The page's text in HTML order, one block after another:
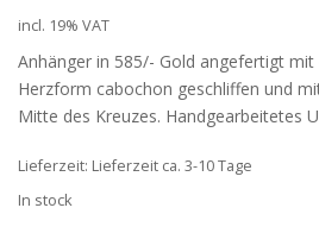
incl. 19% VAT
Anhänger in 585/- Gold angefertigt
Herzform cabochon geschliffen und
Mitte des Kreuzes. Handgearbeitetes
Lieferzeit: Lieferzeit ca. 3-10 Tage
In stock